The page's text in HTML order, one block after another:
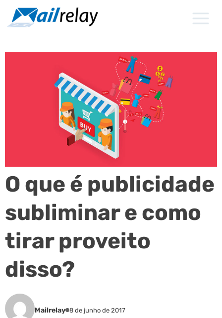
para
O que é publicidade
subliminar e como
tirar proveito
disso?
Mailrelay 8 de junho de 2017